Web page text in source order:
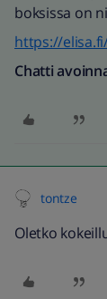
boksissa on
https://
Chatti
tontze
Oletko